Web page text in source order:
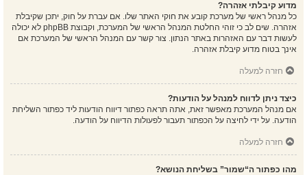
מדוע קיבלתי אזהרה?
כל מנהל ראשי של מערכת קובע את חוקי האתר שלו. אם עברת על חוק, יתכן שקיבלת
אזהרה. שים לב כי זוהי החלטת המנהל הראשי של המערכת, וקבוצת phpBB לא יכולה
לעשות דבר עם האזהרות באתר הנתון. צור קשר עם המנהל הראשי של המערכת אם
אינך בטוח מדוע קיבלת אזהרה.
חזרה למעלה
כיצד ניתן לדווח למנהל על הודעות?
אם מנהל המערכת מאפשר זאת, אתה תראה כפתור דיווח הודעות ליד כפתור השליחת
הודעה. על ידי לחיצה על הכפתור תעבור לפעולות הדיווח על הודעה.
חזרה למעלה
מהו כפתור ה“שמור” בשליחת הנושא?